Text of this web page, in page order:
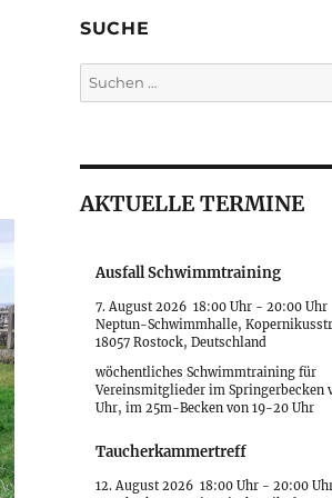
SUCHE
Suche
nach:
AKTUELLE TERMINE
Ausfall Schwimmtraining
7. August 2026 18:00 Uhr- 20:00 Uhr
Neptun-Schwimmhalle,
18057 Rostock, Deutschland
wöchentliches Schwimmtraining für
Vereinsmitglieder im Springerbecken
Uhr, im 25m-Becken von 19-20 Uhr
Taucherkammertreff
12. August 2026 18:00 Uhr- 20:00